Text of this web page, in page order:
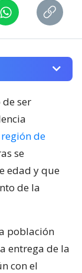
ser
región de
se
edad y que
de la
población
entrega de la
con el